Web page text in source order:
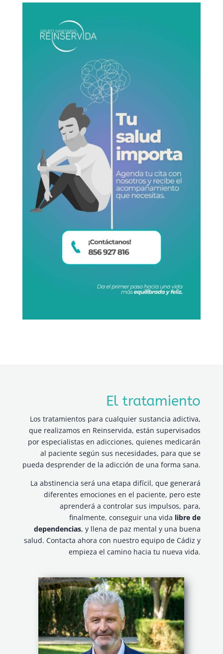
El tratamiento
Los tratamientos para cualquier sustancia adictiva,
que realizamos en Reinservida, están supervisados
por especialistas en adicciones, quienes medicarán
al paciente según sus necesidades, para que se
pueda desprender de la adicción de una forma sana.
La abstinencia será una etapa difícil, que generará
diferentes emociones en el paciente, pero este
aprenderá a controlar sus impulsos, para,
finalmente, conseguir una vida libre de
dependencias, y llena de paz mental y una buena
salud. Contacta ahora con nuestro equipo de Cádiz y
empieza el camino hacia tu nueva vida.